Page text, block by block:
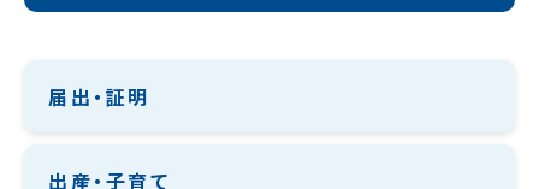
届出・証明
出産・子育て